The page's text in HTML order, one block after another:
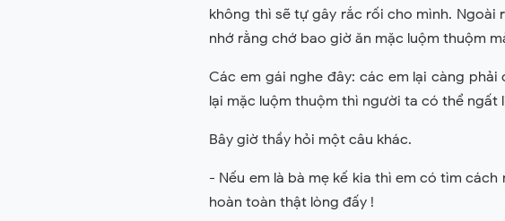
không thì sẽ tự gây rắc rối cho mình. Ngoài
nhớ rằng chớ bao giờ ăn mặc luộm thuộm
Các em gái nghe đây: các em lại càng phải
lại mặc luộm thuộm thì người ta có thể ngất
Bây giờ thầy hỏi một câu khác.
- Nếu em là bà mẹ kế kia thì em có tìm
hoàn toàn thật lòng đấy !